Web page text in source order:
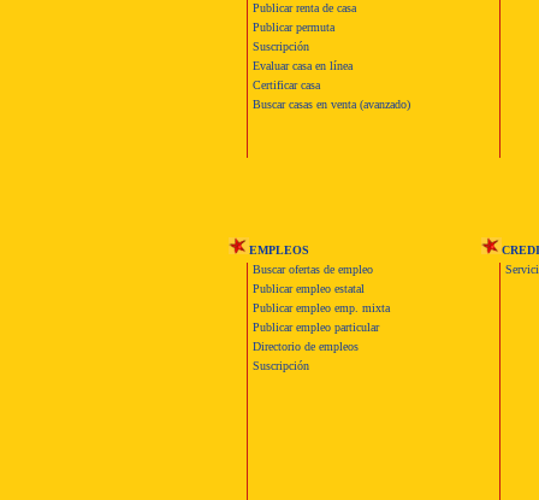
Publicar renta de casa
Publicar permuta
Suscripción
Evaluar casa en línea
Certificar casa
Buscar casas en venta (avanzado)
EMPLEOS
Buscar ofertas de empleo
Publicar empleo estatal
Publicar empleo emp. mixta
Publicar empleo particular
Directorio de empleos
Suscripción